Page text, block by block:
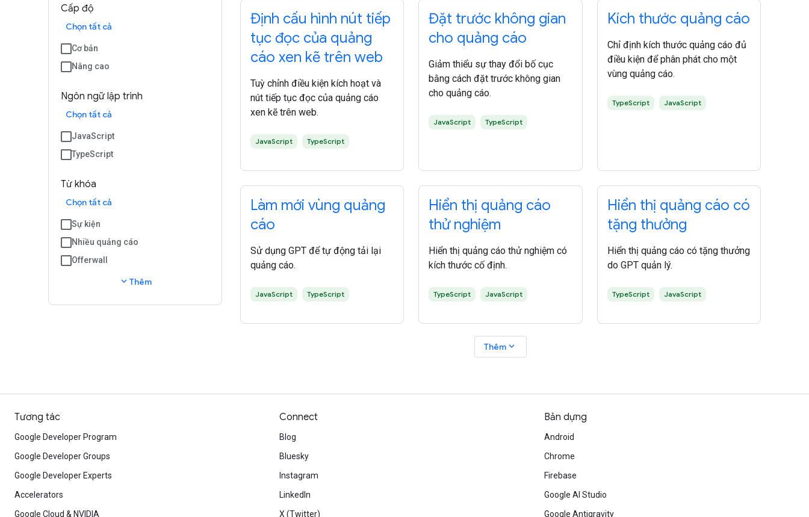
Cấp độ
Chọn tất cả
Cơ bản
Nâng cao
Ngôn ngữ lập trình
Chọn tất cả
JavaScript
TypeScript
Từ khóa
Chọn tất cả
Sự kiện
Nhiều quảng cáo
Offerwall
expand_more Thêm
Định cấu hình nút tiếp
tục đọc của quảng
cáo xen kẽ trên web
Tuỳ chỉnh điều kiện kích hoạt và
nút tiếp tục đọc của quảng cáo
xen kẽ trên web.
JavaScript TypeScript
Đặt trước không gian
cho quảng cáo
Giảm thiểu sự thay đổi bố cục
bằng cách đặt trước không gian
cho quảng cáo.
JavaScript TypeScript
Kích thước quảng cáo
Chỉ định kích thước quảng cáo đủ
điều kiện để phân phát cho một
vùng quảng cáo.
TypeScript JavaScript
Làm mới vùng quảng
cáo
Sử dụng GPT để tự động tải lại
quảng cáo.
JavaScript TypeScript
Hiển thị quảng cáo
thử nghiệm
Hiển thị quảng cáo thử nghiệm có
kích thước cố định.
TypeScript JavaScript
Hiển thị quảng cáo có
tặng thưởng
Hiển thị quảng cáo có tặng thưởng
do GPT quản lý.
TypeScript JavaScript
Thêmexpand_more
Tương tác
Google Developer Program
Google Developer Groups
Google Developer Experts
Accelerators
Google Cloud & NVIDIA
Connect
Blog
Bluesky
Instagram
LinkedIn
X (Twitter)
Bản dựng
Android
Chrome
Firebase
Google AI Studio
Google Antigravity